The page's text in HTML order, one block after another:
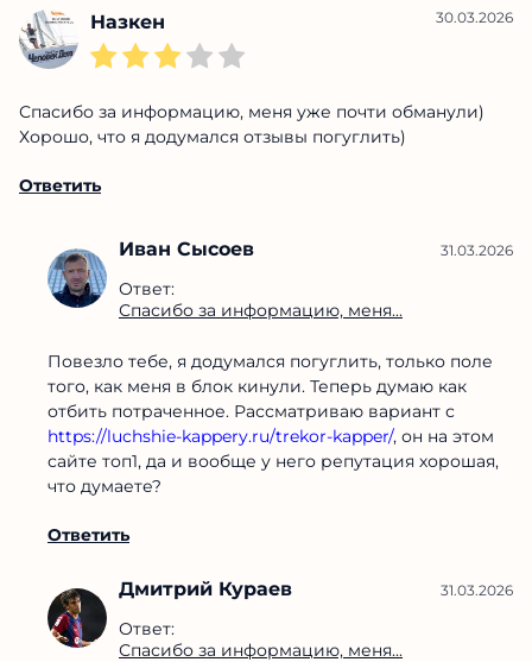
Назкен 30.03.2026
Спасибо за информацию, меня уже почти обманули)
Хорошо, что я додумался отзывы погуглить)
Ответить
Иван Сысоев
Ответ:
Спасибо за информацию, меня...
31.03.2026
Повезло тебе, я додумался погуглить, только поле
того, как меня в блок кинули. Теперь думаю как
отбить потраченное. Рассматриваю вариант с
https://luchshie-kappery.ru/trekor-kapper/, он на этом
сайте топ1, да и вообще у него репутация хорошая,
что думаете?
Ответить
Дмитрий Кураев
Ответ:
Спасибо за информацию, меня...
31.03.2026